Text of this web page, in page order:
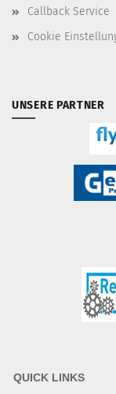
Callback Service
Cookie
UNSERE PARTNER
QUICK LINKS